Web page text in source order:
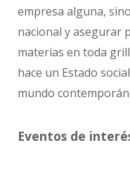
empresa alguna,
nacional y asegurar
materias en toda
hace un Estado
mundo
Eventos de